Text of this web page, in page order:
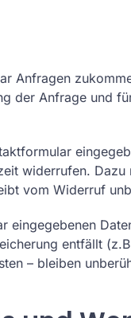
Anfragen
der Anfrage und
widerrufen.
vom Widerruf
eingegebenen
entfällt
– bleiben